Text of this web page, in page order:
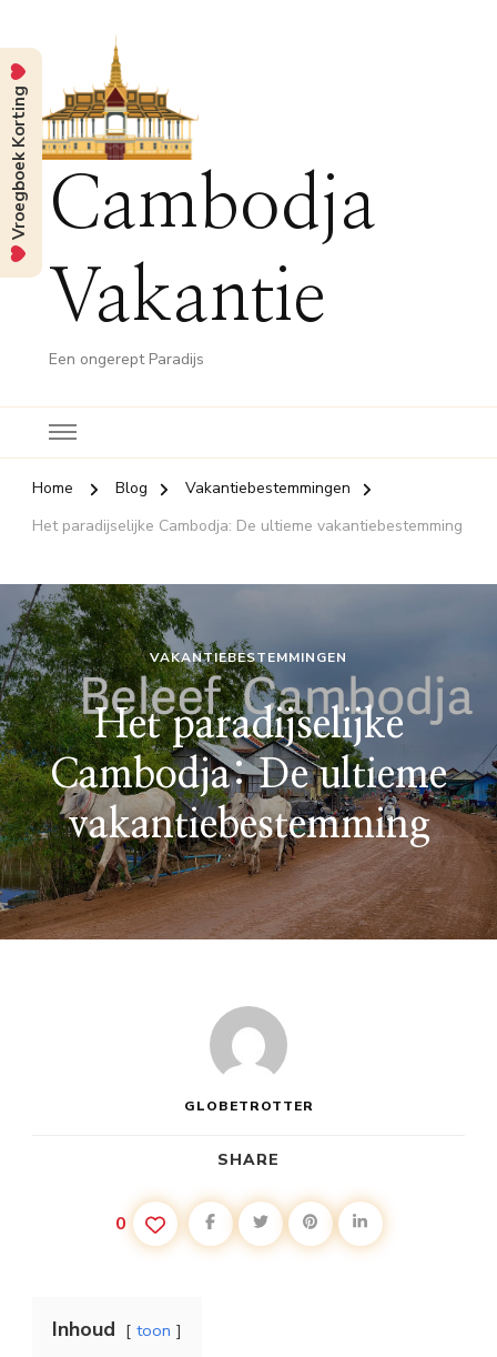
Cambodja
Vakantie
Een ongerept Paradijs
Home Blog
Vakantiebestemmingen
Het paradijselijke Cambodja: De ultieme vakantiebestemming
VAKANTIEBESTEMMINGEN
Het paradijselijke
Cambodja: De ultieme
vakantiebestemming
GLOBETROTTER
SHARE
0
Inhoud toon
Vroegboek Korting